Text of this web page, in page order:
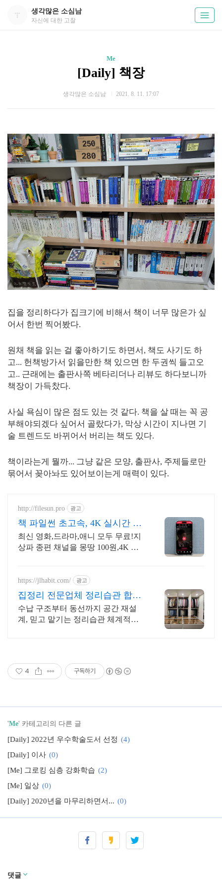
생각많은 소심남
자신에 대한 고찰
Me
[Daily] 책장
생각많은 소심남 2021. 8. 11. 17:07
집을 정리하다가 집크기에 비해서 책이 너무 많은가 싶
어서 한번 찍어봤다.
원채 책을 읽는 걸 좋아하기도 하면서, 책도 사기도 하
고... 헌책방가서 읽을만한 책 있으면 한 두권씩 들고오
고.. 근래에는 출판사쪽 베타리더나 리뷰도 하다보니까
책장이 가득찼다.
사실 욕심이 많은 점도 있는 것 같다. 책을 살 때는 꼭 공
부해야되겠다 싶어서 골랐다가, 막상 시간이 지나면 기
술 트렌드도 바뀌어서 버리는 책도 있다.
책이라는게 뭘까... 그냥 같은 모양, 출판사, 주제들로만
묶어서 꽂아놔도 있어보이는게 매력이 있다.
http://filesun.pro 광고
책 파일썬 초고속, 4K 실시간 보
기!
최신 영화,드라마,애니 모두 무료!지
상파 종편 채널을 몽땅 100원,4K 스
https://jlhabit.com/ 광고
집정리 전문업체 정리습관 합리
적인 가격, 완벽한 결과
수납 구조부터 동선까지 공간 재설
계, 믿고 맡기는 정리습관 체계적인
4 구독하기
'Me' 카테고리의 다른 글
[Daily] 2022년 우수학술도서 선정 (4)
[Daily] 이사 (0)
[Me] 그로킹 심층 강화학습 (2)
[Me] 일상 (0)
[Daily] 2020년을 마무리하면서... (0)
[Me] Blogging with Jupyter (0)
[Me] 텐서플로를 활용한 머신러닝 감수
(0)
댓글